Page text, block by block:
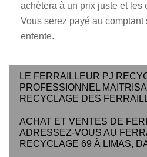
achètera à un prix juste et les
Vous serez payé au
entente.
LE FERRAILLEUR PJ
PROFESSIONNEL
RECYCLAGE DES
ACHAT ET VENTES DE
ADRESSEZ-VOUS AU
RECYCLAGE 69 À LIMAS,